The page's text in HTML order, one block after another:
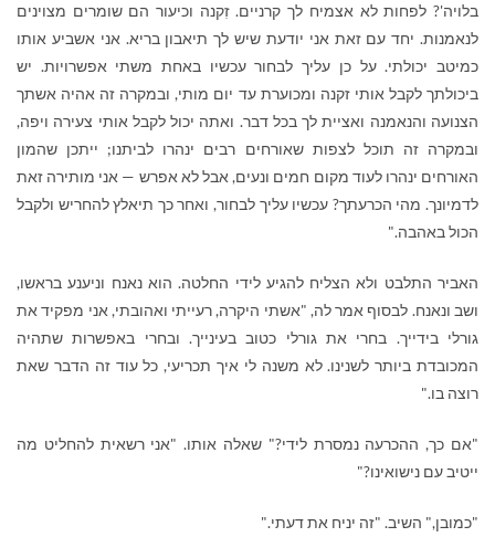
בלויה'? לפחות לא אצמיח לך קרניים. זִקנה וכיעור הם שומרים מצוינים
לנאמנות. יחד עם זאת אני יודעת שיש לך תיאבון בריא. אני אשביע אותו
כמיטב יכולתי. על כן עליך לבחור עכשיו באחת משתי אפשרויות. יש
ביכולתך לקבל אותי זקנה ומכוערת עד יום מותי, ובמקרה זה אהיה אשתך
הצנועה והנאמנה ואציית לך בכל דבר. ואתה יכול לקבל אותי צעירה ויפה,
ובמקרה זה תוכל לצפות שאורחים רבים ינהרו לביתנו; ייתכן שהמון
האורחים ינהרו לעוד מקום חמים ונעים, אבל לא אפרש — אני מותירה זאת
לדמיונך. מהי הכרעתך? עכשיו עליך לבחור, ואחר כך תיאלץ להחריש ולקבל
הכול באהבה."
האביר התלבט ולא הצליח להגיע לידי החלטה. הוא נאנח וניענע בראשו,
ושב ונאנח. לבסוף אמר לה, "אשתי היקרה, רעייתי ואהובתי, אני מפקיד את
גורלי בידייך. בחרי את גורלי כטוב בעינייך. ובחרי באפשרות שתהיה
המכובדת ביותר לשנינו. לא משנה לי איך תכריעי, כל עוד זה הדבר שאת
רוצה בו."
"אם כך, ההכרעה נמסרת לידי?" שאלה אותו. "אני רשאית להחליט מה
ייטיב עם נישואינו?"
"כמובן," השיב. "זה יניח את דעתי."